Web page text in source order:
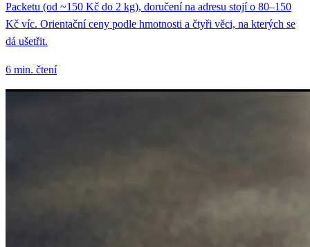
Packetu (od ~150 Kč do 2 kg), doručení na adresu stojí o 80–150
Kč víc. Orientační ceny podle hmotnosti a čtyři věci, na kterých se
dá ušetřit.
6 min. čtení